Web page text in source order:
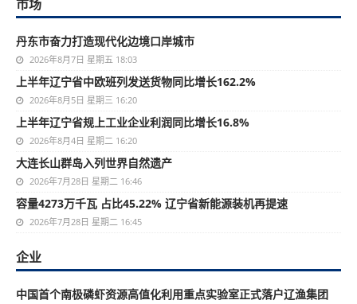
市场
丹东市奋力打造现代化边境口岸城市
2026年8月7日 星期五 18:03
上半年辽宁省中欧班列发送货物同比增长162.2%
2026年8月5日 星期三 16:20
上半年辽宁省规上工业企业利润同比增长16.8%
2026年8月4日 星期二 16:20
大连长山群岛入列世界自然遗产
2026年7月28日 星期二 16:46
容量4273万千瓦 占比45.22% 辽宁省新能源装机再提速
2026年7月28日 星期二 16:45
企业
中国首个南极磷虾资源高值化利用重点实验室正式落户辽渔集团